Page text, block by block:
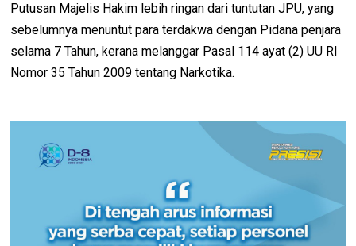
Putusan Majelis Hakim lebih ringan dari tuntutan JPU, yang
sebelumnya menuntut para terdakwa dengan Pidana penjara
selama 7 Tahun, kerana melanggar Pasal 114 ayat (2) UU RI
Nomor 35 Tahun 2009 tentang Narkotika.